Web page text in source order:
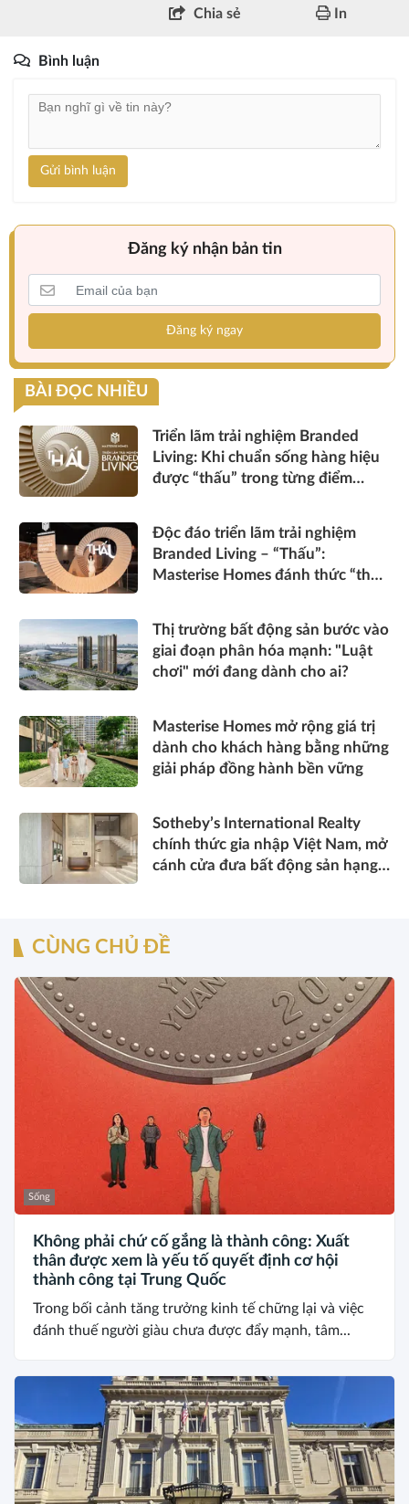
Chia sẻ In
Bình luận
Gửi bình luận
Đăng ký nhận bản tin
Đăng ký ngay
BÀI ĐỌC NHIỀU
Triển lãm trải nghiệm Branded
Living: Khi chuẩn sống hàng hiệu
được “thấu” trong từng điểm
Độc đáo triển lãm trải nghiệm
Branded Living – “Thấu”:
Masterise Homes đánh thức “thấu
Thị trường bất động sản bước vào
giai đoạn phân hóa mạnh: "Luật
chơi" mới đang dành cho ai?
Masterise Homes mở rộng giá trị
dành cho khách hàng bằng những
giải pháp đồng hành bền vững
Sotheby’s International Realty
chính thức gia nhập Việt Nam, mở
cánh cửa đưa bất động sản hạng
CÙNG CHỦ ĐỀ
Sống
Không phải chứ cố gắng là thành công: Xuất
thân được xem là yếu tố quyết định cơ hội
thành công tại Trung Quốc
Trong bối cảnh tăng trưởng kinh tế chững lại và việc
đánh thuế người giàu chưa được đẩy mạnh, tâm...